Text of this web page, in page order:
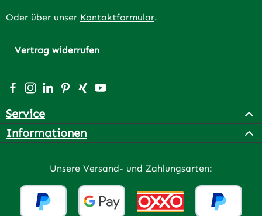
Oder über unser Kontaktformular.
Vertrag widerrufen
Besuche uns auf Facebook – öffnet in neuem Tab
Schau auf Instagram vorbei – öffnet in neuem Tab
Vernetze dich mit uns auf LinkedIn – öffnet in
Lass dich auf Pinterest inspirieren – öffnet
Vernetze dich mit uns auf Xing – öffnet
Sieh dir unsere Videos auf YouTube
Service
Informationen
Unsere Versand- und Zahlungsarten: